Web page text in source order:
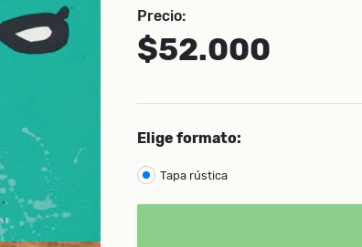
Precio:
$52.000
Elige formato:
Tapa rústica